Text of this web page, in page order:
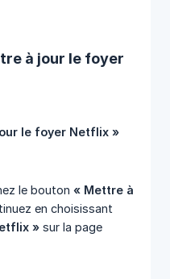
à jour le foyer
le foyer Netflix »
le bouton « Mettre à
en choisissant
» sur la page